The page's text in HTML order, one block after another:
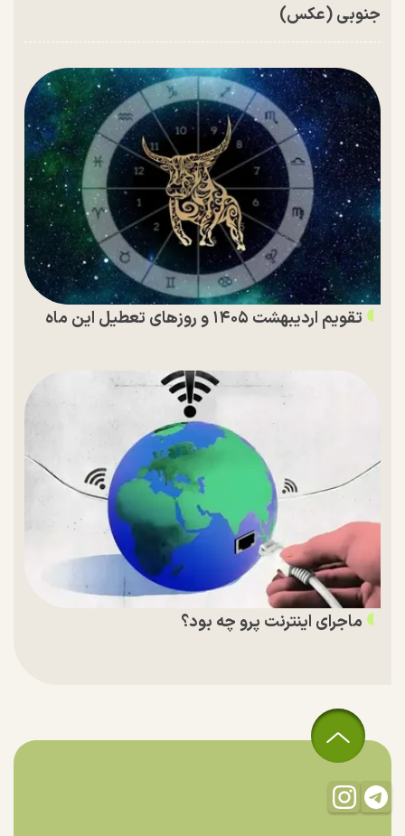
جنوبی (عکس)
تقویم اردیبهشت ۱۴۰۵ و روز‌های تعطیل این ماه
ماجرای اینترنت پرو چه بود؟